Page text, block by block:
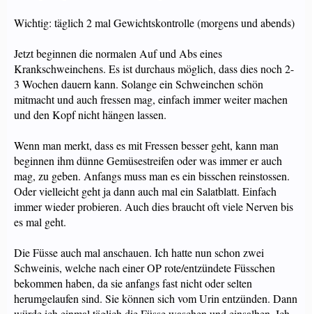
Wichtig: täglich 2 mal Gewichtskontrolle (morgens und abends)
Jetzt beginnen die normalen Auf und Abs eines
Krankschweinchens. Es ist durchaus möglich, dass dies noch 2-
3 Wochen dauern kann. Solange ein Schweinchen schön
mitmacht und auch fressen mag, einfach immer weiter machen
und den Kopf nicht hängen lassen.
Wenn man merkt, dass es mit Fressen besser geht, kann man
beginnen ihm dünne Gemüsestreifen oder was immer er auch
mag, zu geben. Anfangs muss man es ein bisschen reinstossen.
Oder vielleicht geht ja dann auch mal ein Salatblatt. Einfach
immer wieder probieren. Auch dies braucht oft viele Nerven bis
es mal geht.
Die Füsse auch mal anschauen. Ich hatte nun schon zwei
Schweinis, welche nach einer OP rote/entzündete Füsschen
bekommen haben, da sie anfangs fast nicht oder selten
herumgelaufen sind. Sie können sich vom Urin entzünden. Dann